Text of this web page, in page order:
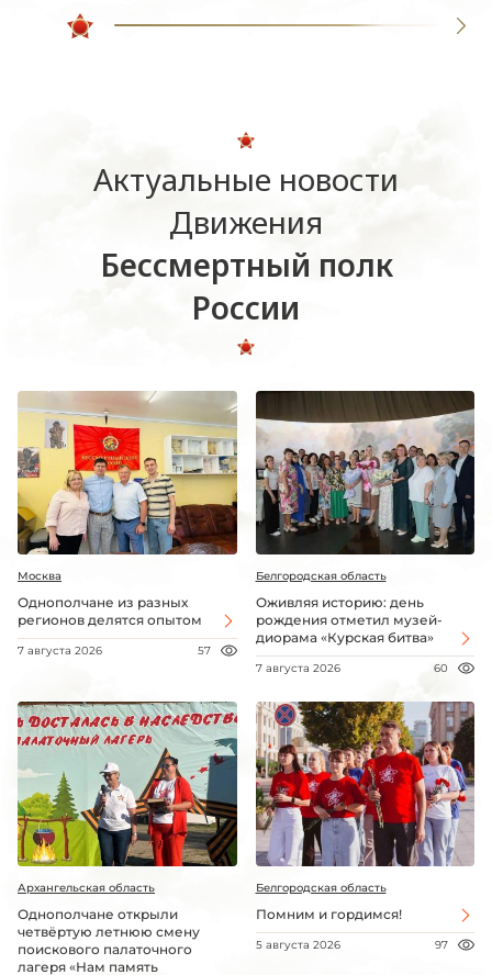
Актуальные новости
Движения
Бессмертный полк
России
Москва
Однополчане из разных
регионов делятся опытом
7 августа 2026 57
Белгородская область
Оживляя историю: день
рождения отметил музей-
диорама «Курская битва»
7 августа 2026 60
Архангельская область
Однополчане открыли
четвёртую летнюю смену
поискового палаточного
лагеря «Нам память
Белгородская область
Помним и гордимся!
5 августа 2026 97